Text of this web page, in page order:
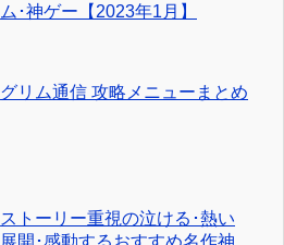
ム･神ゲー【2023年1月】
グリム通信 攻略メニューまとめ
ストーリー重視の泣ける･熱い
展開･感動するおすすめ名作神